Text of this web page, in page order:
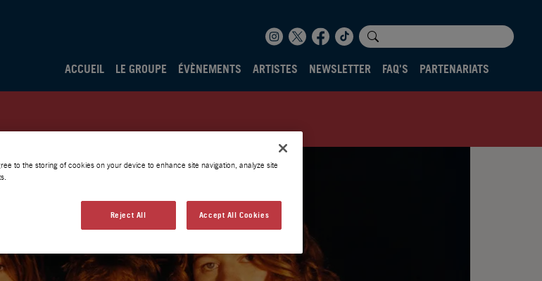
ACCUEIL LE GROUPE ÉVÈNEMENTS ARTISTES NEWSLETTER FAQ'S PARTENARIATS
to the storing of cookies on your device to enhance site navigation, analyze site
Reject All Accept All Cookies